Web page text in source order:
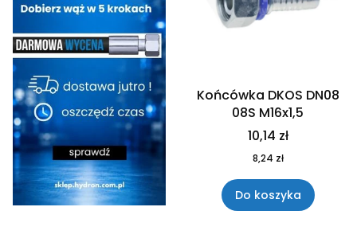
Końcówka DKOS DN08
08S M16x1,5
10,14 zł
8,24 zł
Do koszyka